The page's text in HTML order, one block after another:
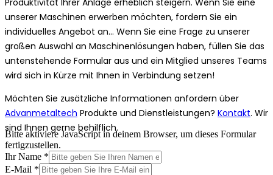
unserer Maschinen erwerben möchten, fordern Sie ein
individuelles Angebot an... Wenn Sie eine Frage zu unserer
großen Auswahl an Maschinenlösungen haben, füllen Sie das
untenstehende Formular aus und ein Mitglied unseres Teams
wird sich in Kürze mit Ihnen in Verbindung setzen!
Möchten Sie zusätzliche Informationen anfordern über
Advanmetaltech Produkte und Dienstleistungen? Kontakt. Wir
sind Ihnen gerne behilflich.
Bitte aktiviere JavaScript in deinem Browser, um dieses Formular
fertigzustellen.
Ihr Name *
E-Mail *